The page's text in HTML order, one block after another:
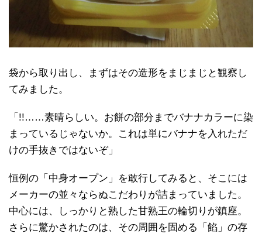
袋から取り出し、まずはその造形をまじまじと観察し
てみました。
「!!……素晴らしい。お餅の部分までバナナカラーに染
まっているじゃないか。これは単にバナナを入れただ
けの手抜きではないぞ」
恒例の「中身オープン」を敢行してみると、そこには
メーカーの並々ならぬこだわりが詰まっていました。
中心には、しっかりと熟した甘熟王の輪切りが鎮座。
さらに驚かされたのは、その周囲を固める「餡」の存